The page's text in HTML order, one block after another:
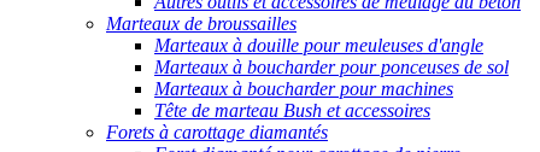
Marteaux de broussailles
Marteaux à douille pour meuleuses d'angle
Marteaux à boucharder pour ponceuses de sol
Marteaux à boucharder pour machines
Tête de marteau Bush et accessoires
Forets à carottage diamantés